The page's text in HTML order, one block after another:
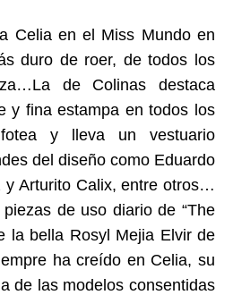
Celia en el Miss Mundo en
duro de roer, de todos los
de Colinas destaca
y fina estampa en todos los
y lleva un vestuario
del diseño como Eduardo
y Arturito Calix, entre otros…
de uso diario de “The
la bella Rosyl Mejia Elvir de
ha creído en Celia, su
de las modelos consentidas